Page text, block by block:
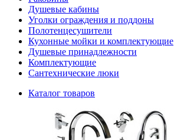
Душевые кабины
Уголки ограждения и поддоны
Полотенцесушители
Кухонные мойки и комплектующие
Душевые принадлежности
Комплектующие
Сантехнические люки
Каталог товаров